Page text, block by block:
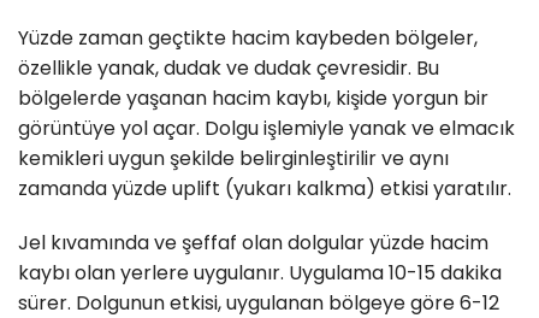
Yüzde zaman geçtikte hacim kaybeden bölgeler,
özellikle yanak, dudak ve dudak çevresidir. Bu
bölgelerde yaşanan hacim kaybı, kişide yorgun bir
görüntüye yol açar. Dolgu işlemiyle yanak ve elmacık
kemikleri uygun şekilde belirginleştirilir ve aynı
zamanda yüzde uplift (yukarı kalkma) etkisi yaratılır.
Jel kıvamında ve şeffaf olan dolgular yüzde hacim
kaybı olan yerlere uygulanır. Uygulama 10-15 dakika
sürer. Dolgunun etkisi, uygulanan bölgeye göre 6-12